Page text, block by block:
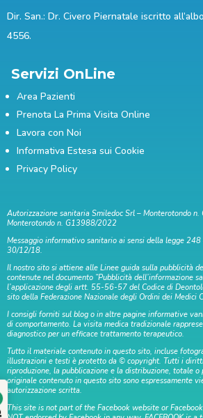
Dir. San.: Dr. Civero Piernatale iscritto
4556.
Servizi OnLine
Area Pazienti
Prenota La Prima Visita Online
Lavora con Noi
Informativa Estesa sui Cookie
Privacy Policy
Autorizzazione sanitaria Smiledoc Srl – Monterotondo
Monterotondo n. G13988/2022
Messaggio informativo sanitario ai sensi della legge
30/12/18.
Il nostro sito si attiene alle Linee guida sulla pubblicità
contenute nel documento “Pubblicità dell’informazione
l’applicazione degli artt. 55-56-57 del Codice di
sito della Federazione Nazionale degli Ordini dei Medici
I consigli forniti sul blog o in altre pagine informative
di comportamento. La visita medica tradizionale
diagnostico per un efficace trattamento terapeutico.
Tutto il materiale contenuto in questo sito, incluse
illustrazioni e testi è protetto da © copyright. Tutti i
riproduzione, la pubblicazione e la distribuzione, totale
originale contenuto in questo sito sono espressamente
autorizzazione scritta.
This site is not part of the Facebook website or